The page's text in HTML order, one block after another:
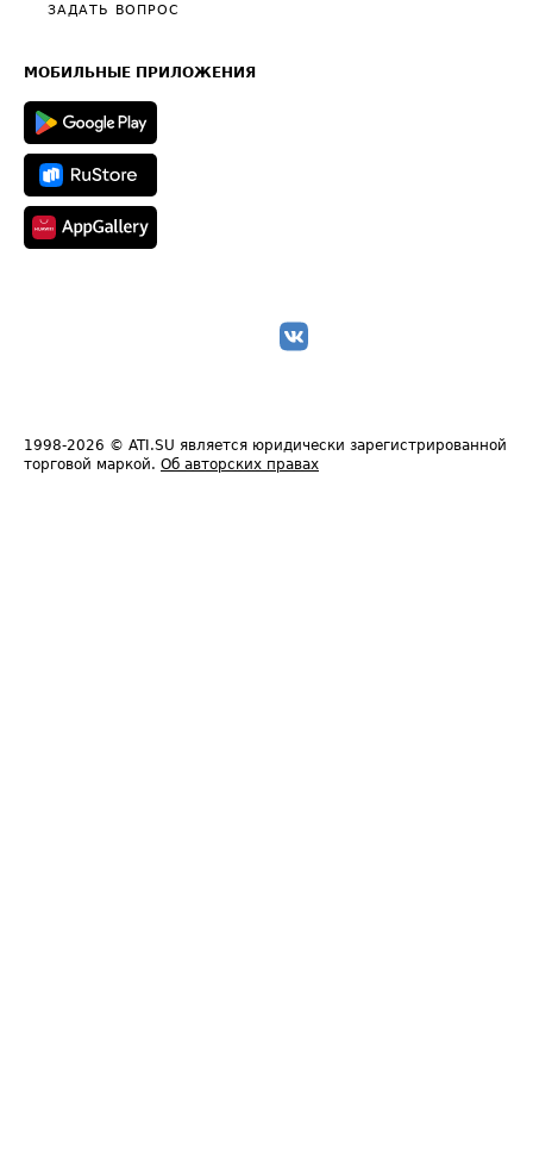
Общие положения
Техническая информация
ЗАДАТЬ ВОПРОС
МОБИЛЬНЫЕ ПРИЛОЖЕНИЯ
1998-2026 © ATI.SU является юридически зарегистрированной
торговой маркой. Об авторских правах